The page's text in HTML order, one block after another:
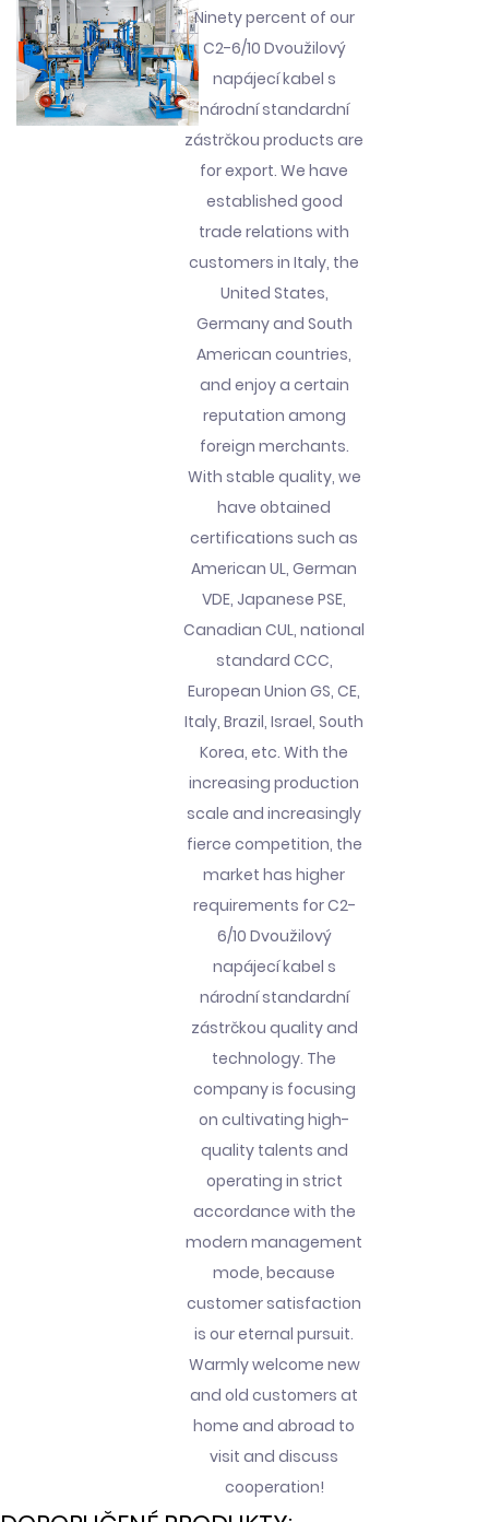
Ninety percent of our
C2-6/10 Dvoužilový
napájecí kabel s
národní standardní
zástrčkou products are
for export. We have
established good
trade relations with
customers in Italy, the
United States,
Germany and South
American countries,
and enjoy a certain
reputation among
foreign merchants.
With stable quality, we
have obtained
certifications such as
American UL, German
VDE, Japanese PSE,
Canadian CUL, national
standard CCC,
European Union GS, CE,
Italy, Brazil, Israel, South
Korea, etc. With the
increasing production
scale and increasingly
fierce competition, the
market has higher
requirements for C2-
6/10 Dvoužilový
napájecí kabel s
národní standardní
zástrčkou quality and
technology. The
company is focusing
on cultivating high-
quality talents and
operating in strict
accordance with the
modern management
mode, because
customer satisfaction
is our eternal pursuit.
Warmly welcome new
and old customers at
home and abroad to
visit and discuss
cooperation!